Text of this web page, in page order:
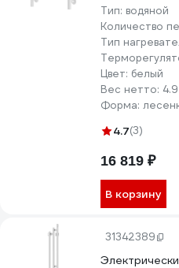
Тип: водяной
Количество
Тип
Цвет: белый
Вес нетто:
Форма:
4.7(3)
16 819 ₽
В корзину
31342389